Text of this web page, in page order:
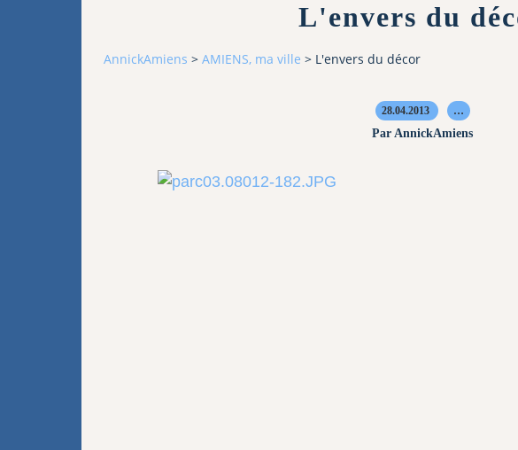
L'envers du
AnnickAmiens > AMIENS, ma ville > L'envers du décor
28.04.2013 …
Par AnnickAmiens